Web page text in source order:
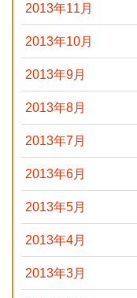
2013年11月
2013年10月
2013年9月
2013年8月
2013年7月
2013年6月
2013年5月
2013年4月
2013年3月